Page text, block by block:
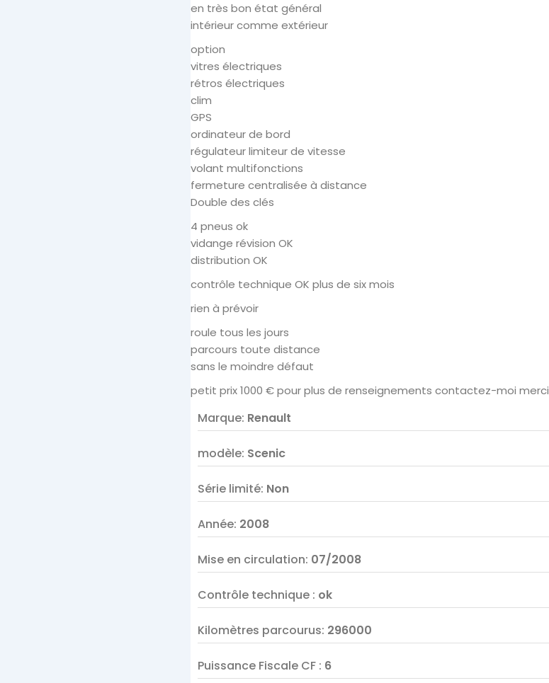
en très bon état général
intérieur comme extérieur
option
vitres électriques
rétros électriques
clim
GPS
ordinateur de bord
régulateur limiteur de vitesse
volant multifonctions
fermeture centralisée à distance
Double des clés
4 pneus ok
vidange révision OK
distribution OK
contrôle technique OK plus de six mois
rien à prévoir
roule tous les jours
parcours toute distance
sans le moindre défaut
petit prix 1000 € pour plus de renseignements contactez-moi merci
Marque: Renault
modèle: Scenic
Série limité: Non
Année: 2008
Mise en circulation: 07/2008
Contrôle technique : ok
Kilomètres parcourus: 296000
Puissance Fiscale CF : 6